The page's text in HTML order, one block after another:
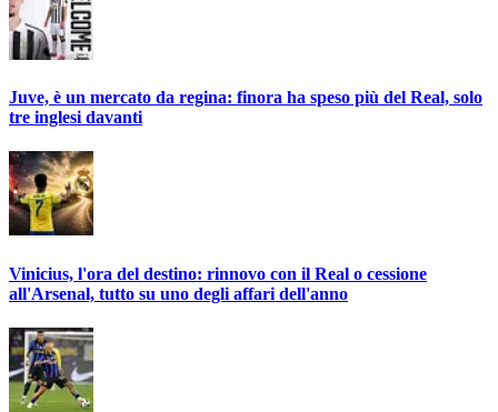
Juve, è un mercato da regina: finora ha speso più del Real, solo
tre inglesi davanti
Vinicius, l'ora del destino: rinnovo con il Real o cessione
all'Arsenal, tutto su uno degli affari dell'anno